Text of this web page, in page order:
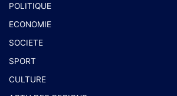
POLITIQUE
ECONOMIE
SOCIETE
SPORT
CULTURE